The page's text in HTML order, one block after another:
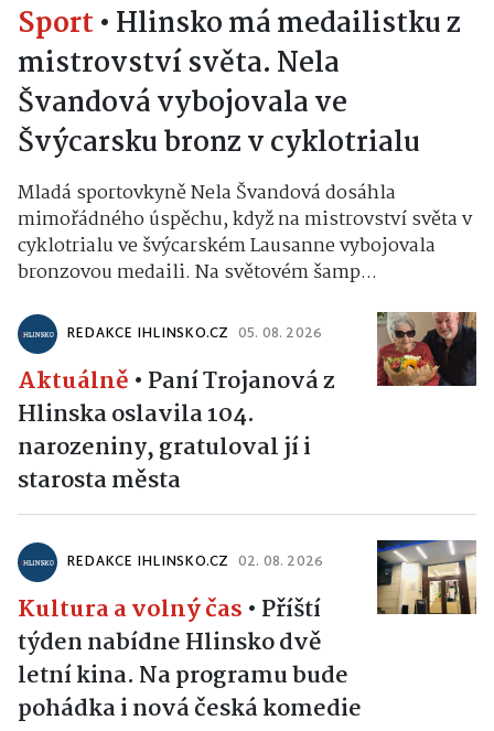
Sport • Hlinsko má medailistku z
mistrovství světa. Nela
Švandová vybojovala ve
Švýcarsku bronz v cyklotrialu
Mladá sportovkyně Nela Švandová dosáhla
mimořádného úspěchu, když na mistrovství světa v
cyklotrialu ve švýcarském Lausanne vybojovala
bronzovou medaili. Na světovém šamp...
REDAKCE IHLINSKO.CZ 05. 08. 2026
Aktuálně • Paní Trojanová z
Hlinska oslavila 104.
narozeniny, gratuloval jí i
starosta města
REDAKCE IHLINSKO.CZ 02. 08. 2026
Kultura a volný čas • Příští
týden nabídne Hlinsko dvě
letní kina. Na programu bude
pohádka i nová česká komedie